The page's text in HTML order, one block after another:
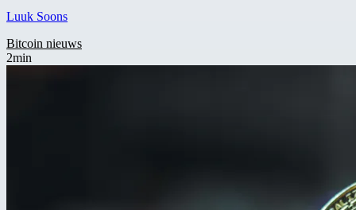
Luuk Soons
Bitcoin nieuws
2min